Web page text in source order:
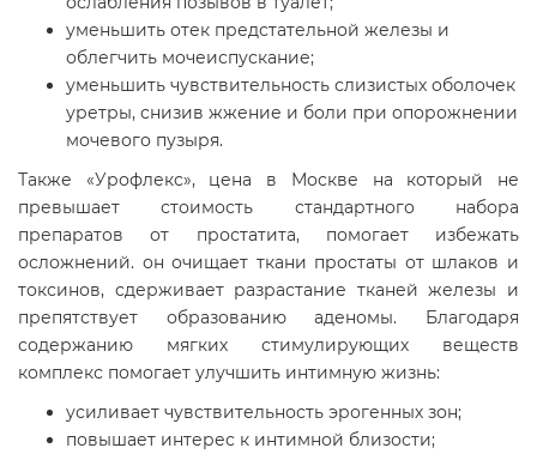
уменьшить отек предстательной железы и
облегчить мочеиспускание;
уменьшить чувствительность слизистых оболочек
уретры, снизив жжение и боли при опорожнении
мочевого пузыря.
Также «Урофлекс», цена в Москве на который не
превышает стоимость стандартного набора
препаратов от простатита, помогает избежать
осложнений. он очищает ткани простаты от шлаков и
токсинов, сдерживает разрастание тканей железы и
препятствует образованию аденомы. Благодаря
содержанию мягких стимулирующих веществ
комплекс помогает улучшить интимную жизнь:
усиливает чувствительность эрогенных зон;
повышает интерес к интимной близости;